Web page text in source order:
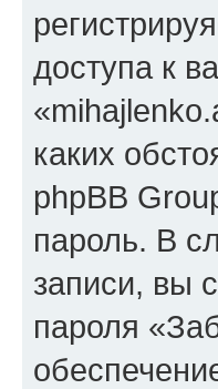
доступа к
каких
phpBB
пароль. В
записи, вы
пароля